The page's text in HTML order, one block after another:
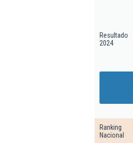
Resultado
2024
Ranking
Nacional